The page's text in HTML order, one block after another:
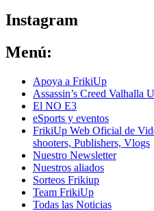
Instagram
Menú:
Apoya a FrikiUp
Assassin’s Creed Valhalla
El NO E3
eSports y eventos
FrikiUp Web Oficial de
shooters, Publishers, Vlogs
Nuestro Newsletter
Nuestros aliados
Sorteos Frikiup
Team FrikiUp
Todas las Noticias